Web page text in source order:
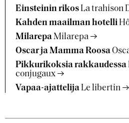
Einsteinin rikos La trahison
Kahden maailman hotelli
MilarepaMilarepa
Oscar ja Mamma Roosa
Pikkurikoksia rakkaudessa
conjugaux
Vapaa-ajattelija Le libertin